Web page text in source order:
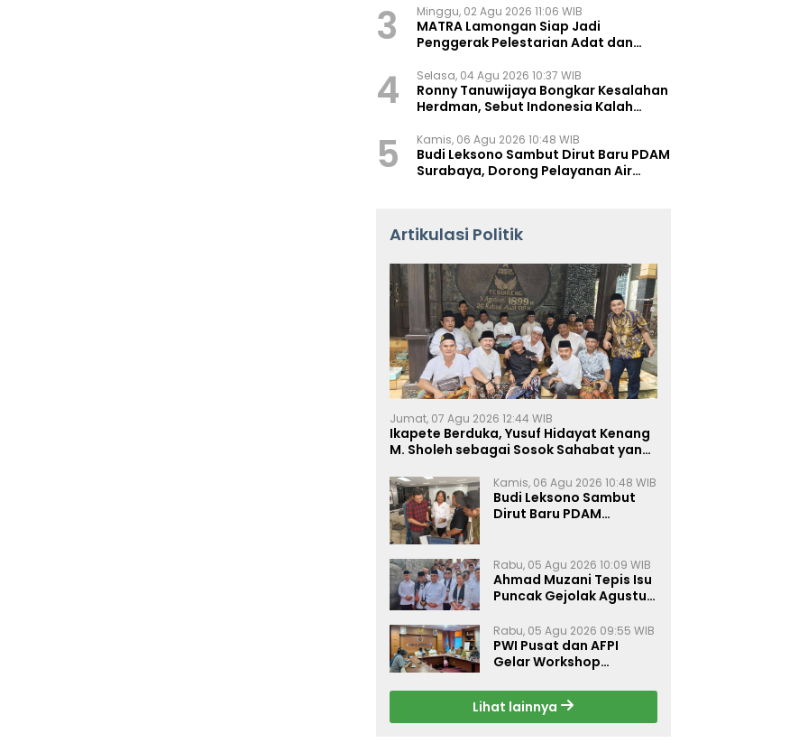
3 Minggu, 02 Agu 2026 11:06 WIB
MATRA Lamongan Siap Jadi
Penggerak Pelestarian Adat dan
4 Selasa, 04 Agu 2026 10:37 WIB
Ronny Tanuwijaya Bongkar Kesalahan
Herdman, Sebut Indonesia Kalah
5 Kamis, 06 Agu 2026 10:48 WIB
Budi Leksono Sambut Dirut Baru PDAM
Surabaya, Dorong Pelayanan Air
Artikulasi Politik
Jumat, 07 Agu 2026 12:44 WIB
Ikapete Berduka, Yusuf Hidayat Kenang
M. Sholeh sebagai Sosok Sahabat yang
Kamis, 06 Agu 2026 10:48 WIB
Budi Leksono Sambut
Dirut Baru PDAM
Makin Prima
Rabu, 05 Agu 2026 10:09 WIB
Ahmad Muzani Tepis Isu
Puncak Gejolak Agustus
Perkuat Persatuan
Rabu, 05 Agu 2026 09:55 WIB
PWI Pusat dan AFPI
Gelar Workshop
Inklusi Keuangan, dan
Perlindungan Publik
Lihat lainnya